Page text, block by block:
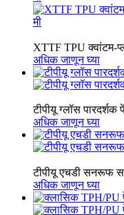
XTTF TPU क्वांटम-
अधिक जाणून घ्या
टीपीयू ग्लॉस
अधिक जाणून घ्या
टीपीयू एचडी सनरूफ
अधिक जाणून घ्या